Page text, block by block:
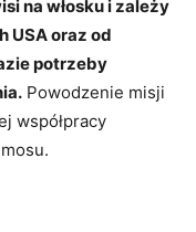
na włosku i zależy
USA oraz od
potrzeby
Powodzenie misji
współpracy